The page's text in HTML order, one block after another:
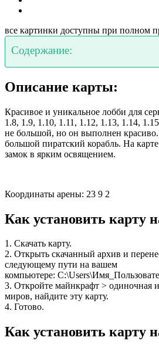
все картинки доступны при полном
Содержание:
Описание карты:
Красивое и уникальное лобби для
1.8, 1.9, 1.10, 1.11, 1.12, 1.13, 1.14,
не большой, но он выполнен
большой пиратский корабль. На
замок в ярким освящением.
Координаты арены: 23 9 2
Как установить карту
1. Скачать карту.
2. Открыть скачанный архив и
следующему пути на вашем
компьютере:
3. Откройте майнкрафт > одиночная
миров, найдите эту карту.
4. Готово.
Как установить карту